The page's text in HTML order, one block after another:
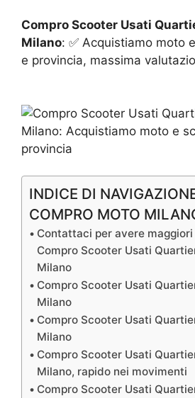
Compro Scooter Usati
Milano: ✅ Acquistiamo moto
e provincia, massima
INDICE DI
COMPRO MOTO
Contattaci per avere
Compro Scooter Usati
Milano
Compro Scooter Usati
Milano
Compro Scooter Usati
Milano
Compro Scooter Usati
Milano, rapido nei movimenti
Compro Scooter Usati